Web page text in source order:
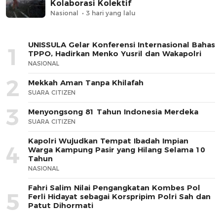
Kolaborasi Kolektif
Nasional 3 hari yang lalu
1
UNISSULA Gelar Konferensi Internasional Bahas
TPPO, Hadirkan Menko Yusril dan Wakapolri
NASIONAL
2 Mekkah Aman Tanpa Khilafah
SUARA CITIZEN
3 Menyongsong 81 Tahun Indonesia Merdeka
SUARA CITIZEN
4
Kapolri Wujudkan Tempat Ibadah Impian
Warga Kampung Pasir yang Hilang Selama 10
Tahun
NASIONAL
5
Fahri Salim Nilai Pengangkatan Kombes Pol
Ferli Hidayat sebagai Korspripim Polri Sah dan
Patut Dihormati